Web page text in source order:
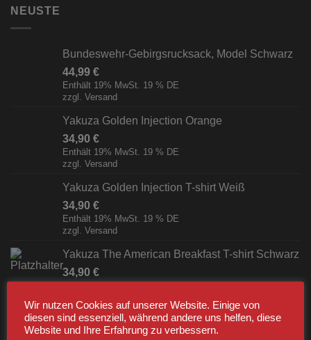
NEUSTE
Bundeswehr-Gebirgsrucksack, Model Schwarz
44,99 €
Enthält 19% MwSt. 19 % DE
zzgl. Versand
Yakuza Golden Injection Orange
34,90 €
Enthält 19% MwSt. 19 % DE
zzgl. Versand
Yakuza Golden Injection T-shirt Weiß
34,90 €
Enthält 19% MwSt. 19 % DE
zzgl. Versand
Yakuza The American Breakfast T-shirt Schwarz
34,90 €
Enthält 19% MwSt. 19 % DE
BESTSELLER
Wir nutzen Cookies auf unserer Website. Einige von
diesen sind essenziell, während andere uns helfen, diese
Website und Ihre Erfahrung zu verbessern.